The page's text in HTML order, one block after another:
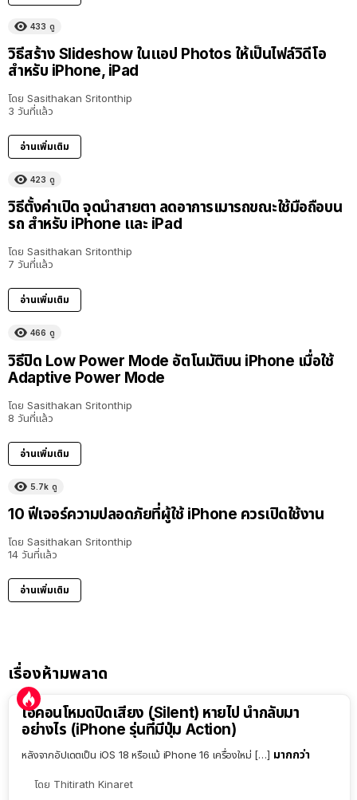
433 ดู
วิธีสร้าง Slideshow ในแอป Photos ให้เป็นไฟล์วิดีโอ
สำหรับ iPhone, iPad
โดย Sasithakan Sritonthip
3 วันที่แล้ว
อ่านเพิ่มเติม
423 ดู
วิธีตั้งค่าเปิด จุดนำสายตา ลดอาการเมารถขณะใช้มือถือบน
รถ สำหรับ iPhone และ iPad
โดย Sasithakan Sritonthip
7 วันที่แล้ว
อ่านเพิ่มเติม
466 ดู
วิธีปิด Low Power Mode อัตโนมัติบน iPhone เมื่อใช้
Adaptive Power Mode
โดย Sasithakan Sritonthip
8 วันที่แล้ว
อ่านเพิ่มเติม
5.7k ดู
10 ฟีเจอร์ความปลอดภัยที่ผู้ใช้ iPhone ควรเปิดใช้งาน
โดย Sasithakan Sritonthip
14 วันที่แล้ว
อ่านเพิ่มเติม
เรื่องห้ามพลาด
ไอคอนโหมดปิดเสียง (Silent) หายไป นำกลับมา
อย่างไร (iPhone รุ่นที่มีปุ่ม Action)
หลังจากอัปเดตเป็น iOS 18 หรือแม้ iPhone 16 เครื่องใหม่ […] มากกว่า
โดย Thitirath Kinaret